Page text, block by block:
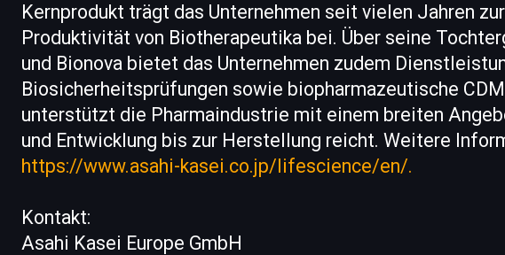
Kernprodukt trägt das Unternehmen seit vielen Jahren
Produktivität von Biotherapeutika bei. Über seine
und Bionova bietet das Unternehmen zudem
Biosicherheitsprüfungen sowie biopharmazeutische
unterstützt die Pharmaindustrie mit einem breiten
und Entwicklung bis zur Herstellung reicht. Weitere
https://www.asahi-kasei.co.jp/lifescience/en/.
Kontakt:
Asahi Kasei Europe GmbH